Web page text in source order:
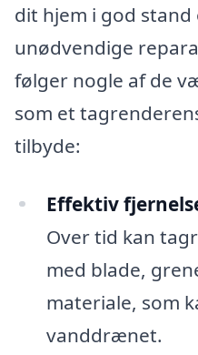
dit hjem i god stand
unødvendige
følger nogle af de
som et
tilbyde:
Effektiv
Over tid kan
med blade,
materiale, som
vanddrænet.